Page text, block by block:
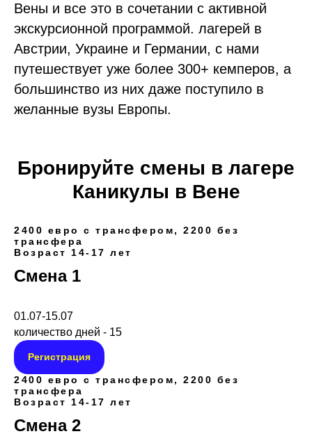
Вены и все это в сочетании с активной
экскурсионной программой. лагерей в
Австрии, Украине и Германии, с нами
путешествует уже более 300+ кемперов, а
большинство из них даже поступило в
желанные вузы Европы.
Бронируйте смены в лагере
Каникулы в Вене
2400 евро с трансфером, 2200 без
трансфера
Возраст 14-17 лет
Смена 1
01.07-15.07
количество дней - 15
Регистрация
2400 евро с трансфером, 2200 без
трансфера
Возраст 14-17 лет
Смена 2